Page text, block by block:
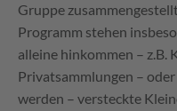
Gruppe
Programm stehen
alleine hinkommen – z.B.
Privatsammlungen –
werden – versteckte